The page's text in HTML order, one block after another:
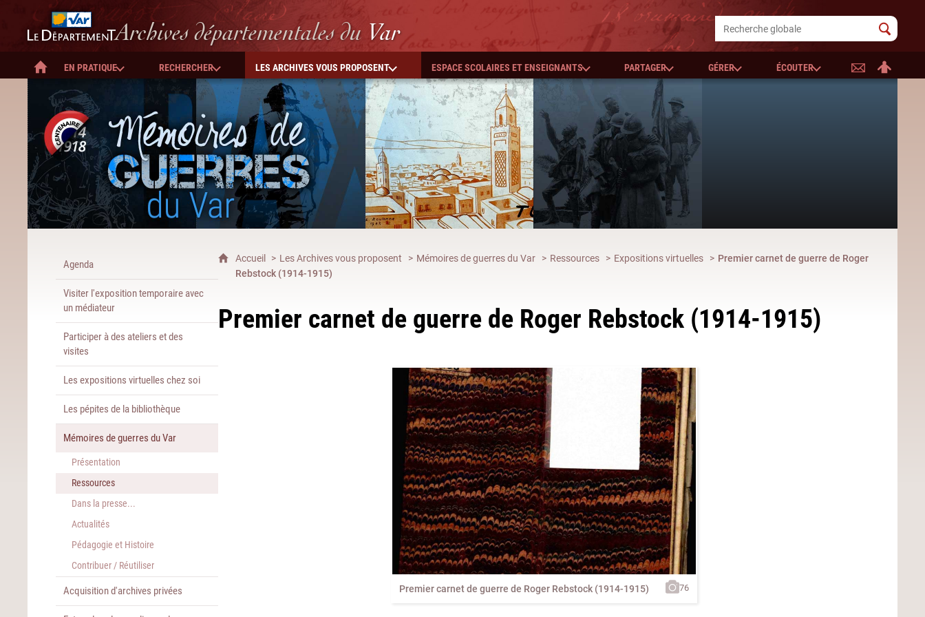
Département du Var
Archives départementalesdu Var
ACCUEIL
EN PRATIQUE RECHERCHER LES ARCHIVES VOUS PROPOSENT ESPACE SCOLAIRES ET ENSEIGNANTS PARTAGER GÉRER ÉCOUTER
Agenda
Visiter l'exposition temporaire avec
un médiateur
Participer à des ateliers et des
visites
Les expositions virtuelles chez soi
Les pépites de la bibliothèque
Mémoires de guerres du Var
Présentation
Ressources
Dans la presse...
Actualités
Pédagogie et Histoire
Contribuer / Réutiliser
Acquisition d'archives privées
Accueil Les Archives vous proposent Mémoires de guerres du Var Ressources Expositions virtuelles
Premier carnet de guerre de Roger
Rebstock (1914-1915)
Premier carnet de guerre de Roger Rebstock (1914-1915)
Premier carnet de guerre de Roger Rebstock (1914-1915) 76